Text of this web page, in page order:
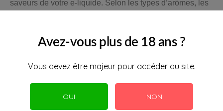
Avez-vous plus de 18 ans ?
Vous devez être majeur pour accéder au site.
OUI NON
saveurs de votre e-liquide. Selon les types d’arômes, les
Arômes classiques ou gourmands complexes : 3
semaines ou plus
Gourmands simples : environ 15 jours
Autres arômes simples : au minimum 48 h